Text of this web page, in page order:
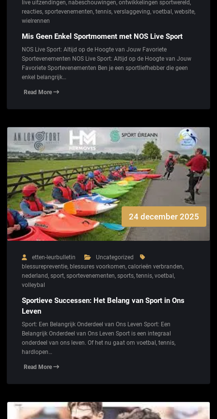
live uitzendingen, nabeschouwingen, ontwikkelingen sportwereld,
reacties, sportevenementen, tennis, verslaggeving, voetbal , website,
wielrennen
Mis Geen Enkel Sportmoment met NOS Live Sport
NOS Live Sport: Altijd op de Hoogte van Jouw Favoriete
Sportevenementen NOS Live Sport: Altijd op de Hoogte van Jouw
Favoriete Sportevenementen Ben je een sportliefhebber die geen
enkel belangrijk…
Read More
24 december 2025
etten-leurbulletin
Uncategorized
blessurepreventie, blessures voorkomen, calorieën verbranden,
nederland, sport, sportevenementen, sports, tennis, voetbal ,
volleybal
Sportieve Successen: Het Belang van Sport in Ons
Leven
Sport: Een Belangrijk Onderdeel van Ons Leven Sport: Een
Belangrijk Onderdeel van Ons Leven Sport is een integraal
onderdeel van ons leven. Of het nu gaat om voetbal, tennis,
hardlopen…
Read More